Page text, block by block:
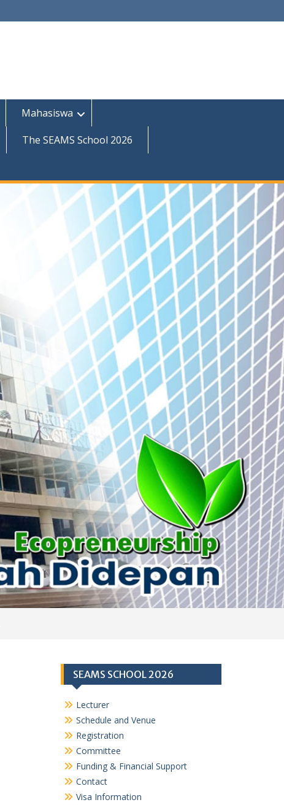
Mahasiswa
The SEAMS School 2026
SEAMS SCHOOL 2026
Lecturer
Schedule and Venue
Registration
Committee
Funding & Financial Support
Contact
Visa Information